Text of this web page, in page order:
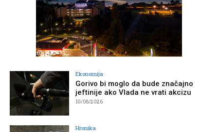
Ekonomija
Gorivo bi moglo da bude značajno
jeftinije ako Vlada ne vrati akcizu
10/08/2026
Hronika